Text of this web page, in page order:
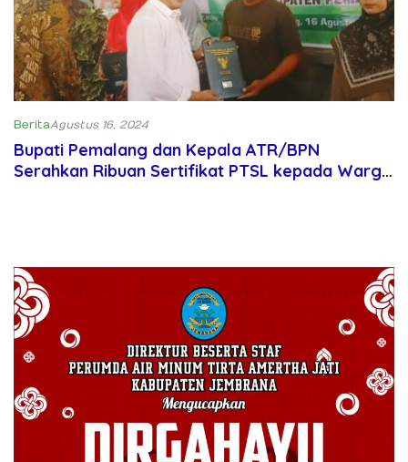
BeritaAgustus 16, 2024
Bupati Pemalang dan Kepala ATR/BPN
Serahkan Ribuan Sertifikat PTSL kepada Warga